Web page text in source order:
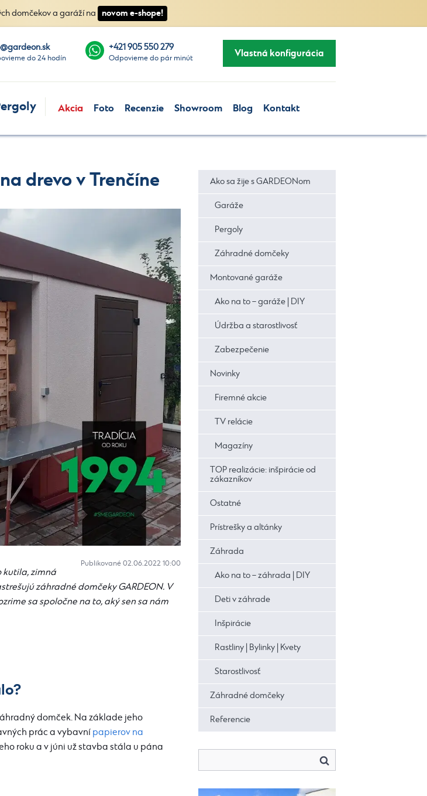
domčekov a garáží na novom e-shope!
Vlastná konfigurácia
do 24 hodín
+421 905 550 279
Odpovieme do pár minút
Akcia Foto Recenzie Showroom Blog Kontakt
drevo v Trenčíne
Publikované 02.06.2022 10:00
kutila, zimná
záhradné domčeky GARDEON. V
sa spoločne na to, aký sen sa nám
domček. Na základe jeho
prác a vybavní papierov na
roku a v júni už stavba stála u pána
Ako sa žije s GARDEONom
Garáže
Pergoly
Záhradné domčeky
Montované garáže
Ako na to – garáže | DIY
Údržba a starostlivosť
Zabezpečenie
Novinky
Firemné akcie
TV relácie
Magazíny
TOP realizácie: inšpirácie od
zákazníkov
Ostatné
Prístrešky a altánky
Záhrada
Ako na to – záhrada | DIY
Deti v záhrade
Inšpirácie
Rastliny | Bylinky | Kvety
Starostlivosť
Záhradné domčeky
Referencie